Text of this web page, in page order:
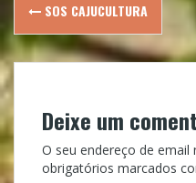
navigation
SOS CAJUCULTURA
Deixe um
O seu endereço de email
obrigatórios marcados